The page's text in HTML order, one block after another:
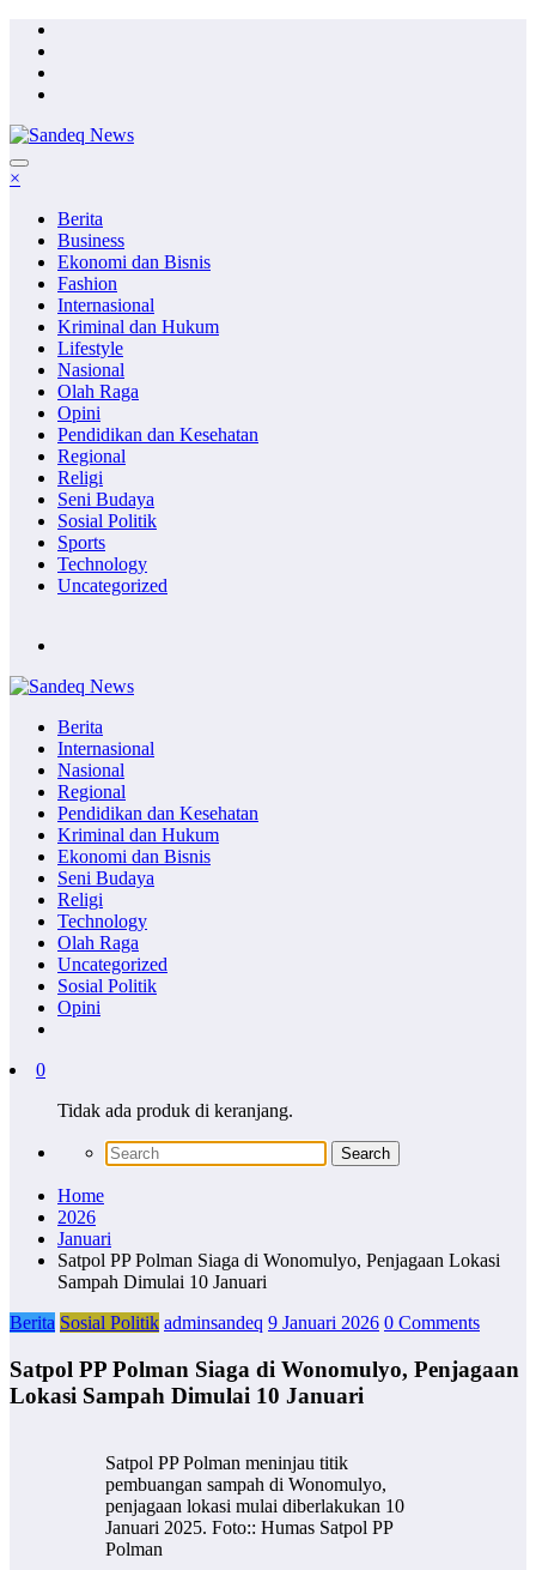
Skip
content
×
Berita
Business
Ekonomi dan Bisnis
Fashion
Internasional
Kriminal dan Hukum
Lifestyle
Nasional
Olah Raga
Opini
Pendidikan dan Kesehatan
Regional
Religi
Seni Budaya
Sosial Politik
Sports
Technology
Uncategorized
Berita
Internasional
Nasional
Regional
Pendidikan dan Kesehatan
Kriminal dan Hukum
Ekonomi dan Bisnis
Seni Budaya
Religi
Technology
Olah Raga
Uncategorized
Sosial Politik
Opini
0
Tidak ada produk di keranjang.
Home
2026
Januari
Satpol PP Polman Siaga di Wonomulyo, Penjagaan Lokasi
Sampah Dimulai 10 Januari
Berita Sosial Politik adminsandeq 9 Januari 2026 0 Comments
Satpol PP Polman Siaga di Wonomulyo, Penjagaan
Lokasi Sampah Dimulai 10 Januari
Satpol PP Polman meninjau titik
pembuangan sampah di Wonomulyo,
penjagaan lokasi mulai diberlakukan 10
Januari 2025. Foto:: Humas Satpol PP
Polman